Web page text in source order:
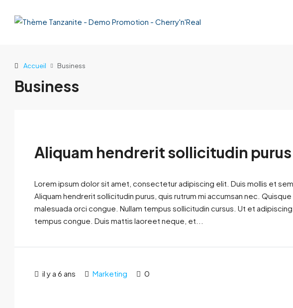
Accueil Business
Business
Aliquam hendrerit sollicitudin purus
Lorem ipsum dolor sit amet, consectetur adipiscing elit. Duis mollis et
Aliquam hendrerit sollicitudin purus, quis rutrum mi accumsan nec.
malesuada orci congue. Nullam tempus sollicitudin cursus. Ut et
tempus congue. Duis mattis laoreet neque, et...
il y a 6 ans Marketing 0